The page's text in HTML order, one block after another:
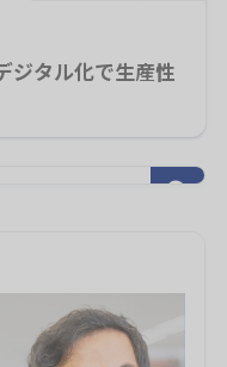
ジタル化で生産性